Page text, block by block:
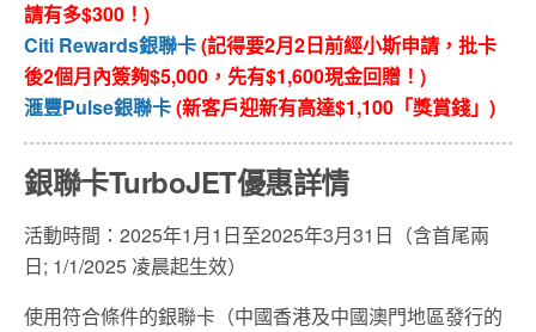
請有多$300！)
Citi Rewards銀聯卡(記得要2月2日前經小斯申請，批卡
後2個月內簽夠$5,000，先有$1,600現金回贈！)
滙豐Pulse銀聯卡(新客戶迎新有高達$1,100「獎賞錢」)
銀聯卡TurboJET優惠詳情
活動時間：2025年1月1日至2025年3月31日（含首尾兩
日; 1/1/2025 凌晨起生效）
使用符合條件的銀聯卡（中國香港及中國澳門地區發行的